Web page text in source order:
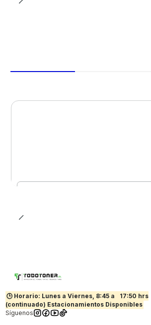
🕒 Horario: Lunes a Viernes, 8:45 a
17:50 hrs
(continuado) Estacionamientos Disponibles
Síguenos